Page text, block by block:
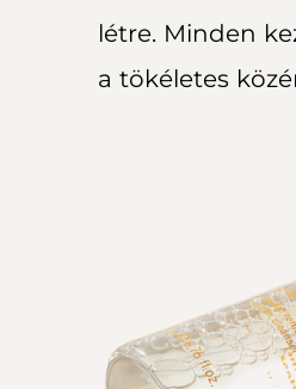
létre. Minden
a tökéletes